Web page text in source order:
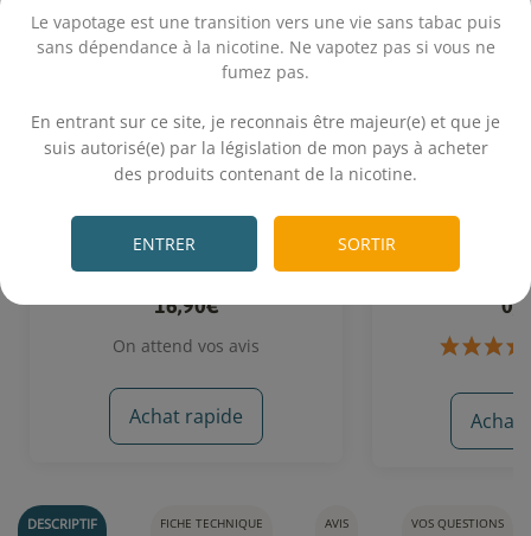
Le vapotage est une transition vers une vie sans tabac puis
sans dépendance à la nicotine. Ne vapotez pas si vous ne
fumez pas.
En entrant sur ce site, je reconnais être majeur(e) et que je
suis autorisé(e) par la législation de mon pays à acheter
des produits contenant de la nicotine.
ENTRER SORTIR
Framboise Myrtille Fruit du
16,90€
On attend vos avis
Achat rapide
Booster
Achat
DESCRIPTIF FICHE TECHNIQUE AVIS VOS QUESTIONS